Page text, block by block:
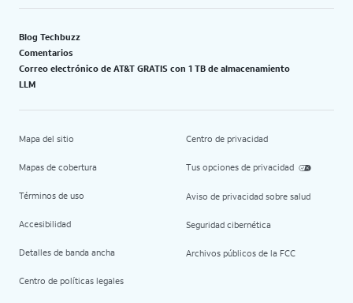
Blog Techbuzz
Comentarios
Correo electrónico de AT&T GRATIS con 1 TB de almacenamiento
LLM
Mapa del sitio
Mapas de cobertura
Términos de uso
Accesibilidad
Detalles de banda ancha
Centro de políticas legales
Centro de privacidad
Tus opciones de privacidad
Aviso de privacidad sobre salud
Seguridad cibernética
Archivos públicos de la FCC